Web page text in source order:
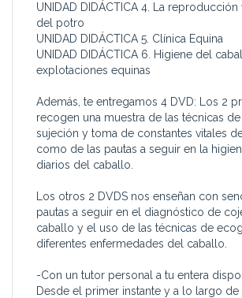
UNIDAD DIDÁCTICA 4. La
del potro
UNIDAD DIDÁCTICA 5. Clínica Equina
UNIDAD DIDÁCTICA 6. Higiene del
explotaciones equinas
Además, te entregamos 4 DVD: Los 2
recogen una muestra de las técnicas
sujeción y toma de constantes vitales
como de las pautas a seguir en la
diarios del caballo.
Los otros 2 DVDS nos enseñan con
pautas a seguir en el diagnóstico de
caballo y el uso de las técnicas de
diferentes enfermedades del caballo.
-Con un tutor personal a tu entera
Desde el primer instante y a lo largo de